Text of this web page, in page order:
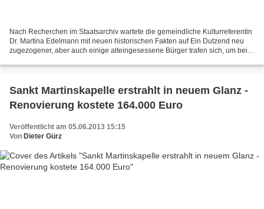
Nach Recherchen im Staatsarchiv wartete die gemeindliche Kulturreferentin
Dr. Martina Edelmann mit neuen historischen Fakten auf Ein Dutzend neu
zugezogener, aber auch einige alteingesessene Bürger trafen sich, um beim
Sankt Martinskapelle erstrahlt in neuem Glanz -
Renovierung kostete 164.000 Euro
Veröffentlicht am 05.06.2013 15:15
Von Dieter Gürz